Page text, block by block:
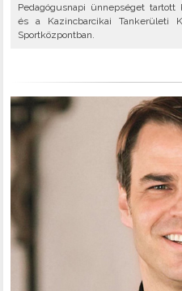
Pedagógusnapi ünnepséget tartott
és a Kazincbarcikai Tankerületi
Sportközpontban.